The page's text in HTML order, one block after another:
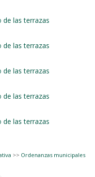
las terrazas
las terrazas
las terrazas
las terrazas
las terrazas
>> Ordenanzas municipales